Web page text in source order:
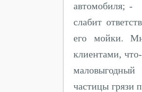
автомобиля; -
слабит
его мойки.
клиентами,
частицы грязи